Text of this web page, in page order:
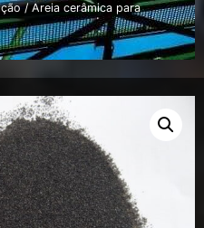
/ Areia cerâmica para